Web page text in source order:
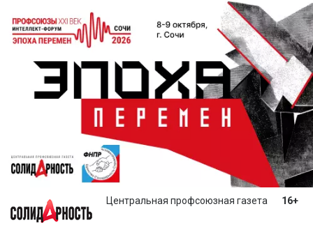
Центральная профсоюзная газета 16+